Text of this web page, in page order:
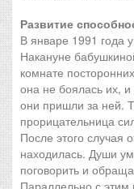
Развитие
В январе 1991 года
Накануне
комнате
она не боялась их,
они пришли за ней.
прорицательница
После этого случая
находилась. Души
поговорить и
Параллельно с этим